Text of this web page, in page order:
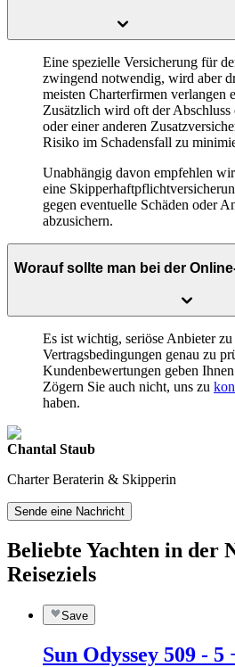
Eine spezielle Versicherung für
zwingend notwendig, wird aber
meisten Charterfirmen verlangen
Zusätzlich wird oft der
oder einer anderen
Risiko im Schadensfall zu
Unabhängig davon empfehlen
eine
gegen eventuelle Schäden oder
abzusichern.
Worauf sollte man bei der
Es ist wichtig, seriöse Anbieter
Vertragsbedingungen genau zu
Kundenbewertungen geben
Zögern Sie auch nicht, uns zu
haben.
Chantal Staub
Charter Beraterin & Skipperin
Sende eine Nachricht
Beliebte Yachten in der
Reiseziels
Save
Sun Odyssey 509 -